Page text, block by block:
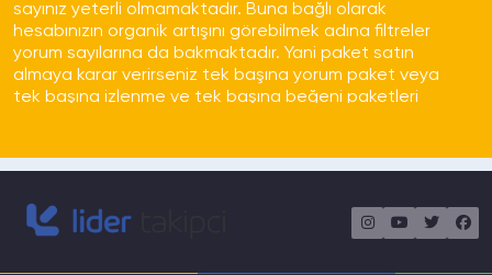
Bütün ödemelerimizi PayTR aracılığı ile
almaktayız. Hiçbir ödeme bilginiz bizimle
paylaşılmamakta olup aynı zamanda
kaydedilmemektedir. Dilerseniz hizmet
faturanızıda talep edebilirsiniz.
olur mu?
Türk Gerçek Takipçi Satın Al hizmetimizde %20
ila %30 arasında düşüş yaşanmaktadır. Onuda
sayınız yeterli olmamaktadır. Buna bağlı olarak
hesabınızın organik artışını görebilmek adına filtreler
yorum sayılarına da bakmaktadır. Yani paket satın
almaya karar verirseniz tek başına yorum paket veya
tek başına izlenme ve tek başına beğeni paketleri
hemen incelemektedir. Dolayısıyla ortak paketler veya
yapmanız sizin faydanıza olacaktır.